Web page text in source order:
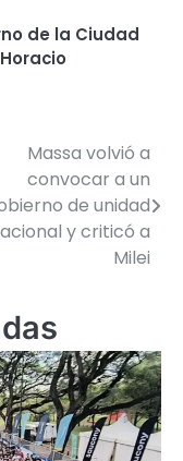
de la Ciudad
Horacio
Massa volvió a
convocar a un
de unidad
y criticó a
Milei